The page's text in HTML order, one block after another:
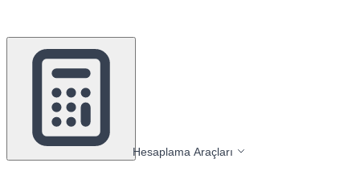
Hesaplama Araçları